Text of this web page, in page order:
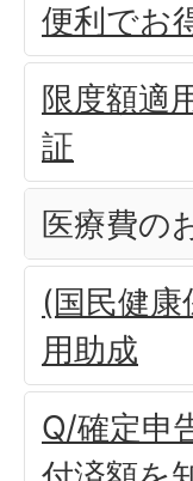
便利でお
限度額適
証
医療費の
(国民健
用助成
Q/確定申